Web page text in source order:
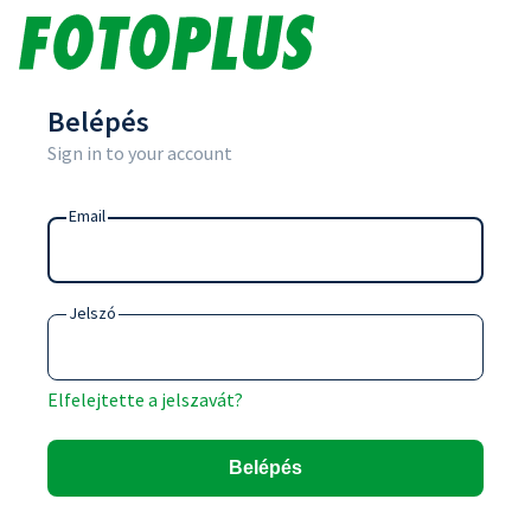
Belépés
Sign in to your account
Email
Jelszó
Elfelejtette a jelszavát?